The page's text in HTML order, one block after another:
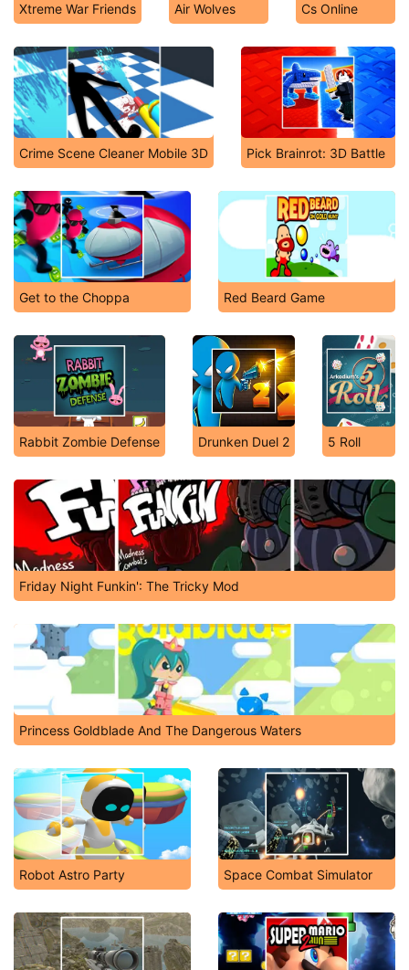
Xtreme War Friends Air Wolves Cs Online
Crime Scene Cleaner Mobile 3D Pick Brainrot: 3D Battle
Get to the Choppa Red Beard Game
Rabbit Zombie Defense Drunken Duel 2 5 Roll
Friday Night Funkin': The Tricky Mod
Princess Goldblade And The Dangerous Waters
Robot Astro Party Space Combat Simulator